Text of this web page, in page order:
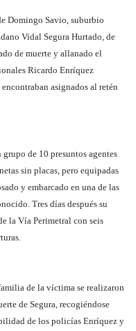
Domingo Savio, suburbio
Vidal Segura Hurtado, de
de muerte y allanado el
Ricardo Enríquez
asignados al retén
de 10 presuntos agentes
sin placas, pero equipadas
y embarcado en una de las
Tres días después su
la Vía Perimetral con seis
de la víctima se realizaron
de Segura, recogiéndose
de los policías Enríquez y